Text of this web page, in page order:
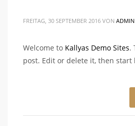
FREITAG, 30 SEPTEMBER 2016 VON ADMIN
Welcome to Kallyas Demo Sites.
post. Edit or delete it, then start